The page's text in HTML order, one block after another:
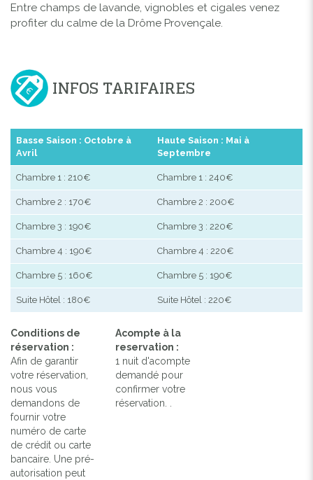
Entre champs de lavande, vignobles et cigales venez
profiter du calme de la Drôme Provençale.
INFOS TARIFAIRES
Basse Saison : Octobre à
Avril
Haute Saison : Mai à
Septembre
Chambre 1 : 210€ Chambre 1 : 240€
Chambre 2 : 170€ Chambre 2 : 200€
Chambre 3 : 190€ Chambre 3 : 220€
Chambre 4 : 190€ Chambre 4 : 220€
Chambre 5 : 160€ Chambre 5 : 190€
Suite Hôtel : 180€ Suite Hôtel : 220€
Conditions de
réservation :
Afin de garantir
votre réservation,
nous vous
demandons de
fournir votre
numéro de carte
de crédit ou carte
bancaire. Une pré-
autorisation peut
Acompte à la
reservation :
1 nuit d'acompte
demandé pour
confirmer votre
réservation. .